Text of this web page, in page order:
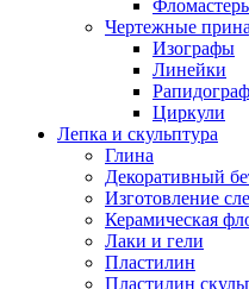
Чертежные
Изографы
Линейки
Циркули
Лепка и скульптура
Глина
Декоративный
Изготовление
Керамическая
Лаки и гели
Пластилин
Пластилин